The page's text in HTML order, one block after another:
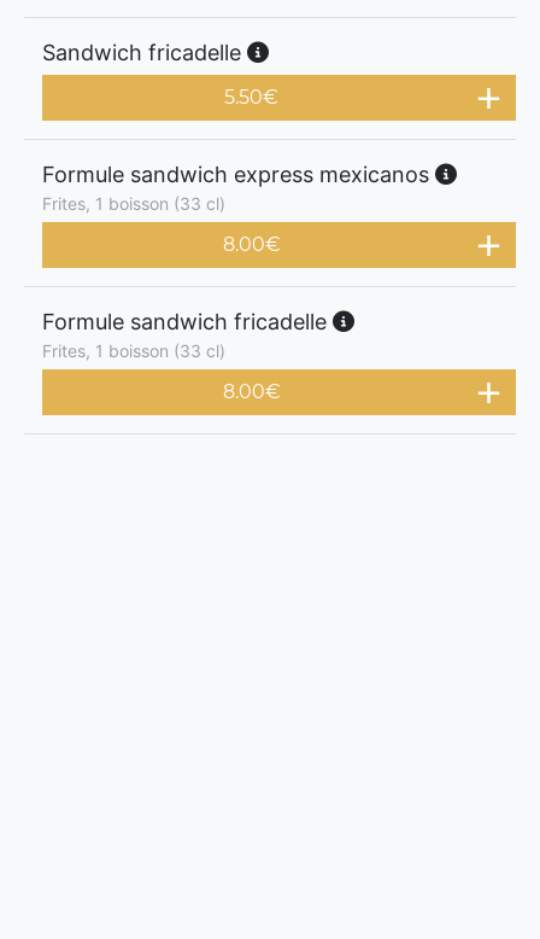
Sandwich fricadelle
5.50€
Formule sandwich express mexicanos
Frites, 1 boisson (33 cl)
8.00€
Formule sandwich fricadelle
Frites, 1 boisson (33 cl)
8.00€